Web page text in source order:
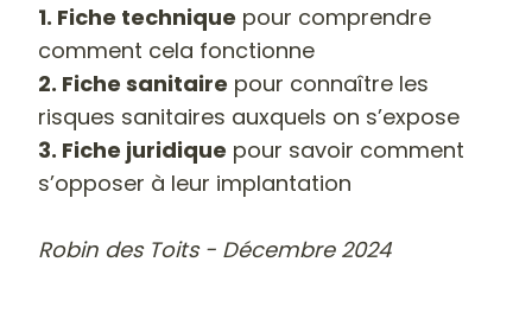
1. Fiche technique pour comprendre
comment cela fonctionne
2. Fiche sanitaire pour connaître les
risques sanitaires auxquels on s’expose
3. Fiche juridique pour savoir comment
s’opposer à leur implantation
Robin des Toits - Décembre 2024